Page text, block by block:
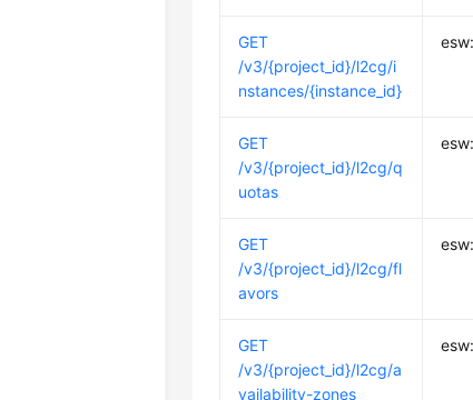
GET
/v3/{project_id}/l2cg/i
nstances/{instance_id}
GET
/v3/{project_id}/l2cg/q
uotas
GET
/v3/{project_id}/l2cg/fl
avors
GET
/v3/{project_id}/l2cg/a
vailability-zones